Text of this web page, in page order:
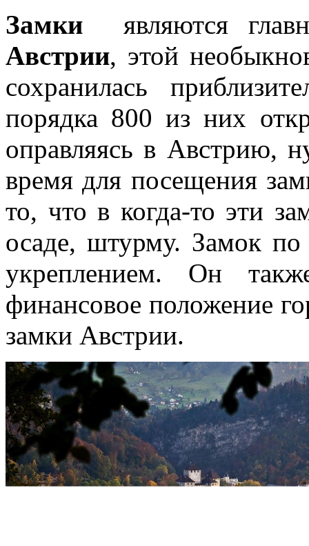
Замки
являются
Австрии, этой
сохранилась
порядка 800 из них
оправляясь в Австрию,
время для посещения
то, что в когда-то эти
осаде, штурму. Замок по
укреплением. Он
финансовое положение
замки Австрии.